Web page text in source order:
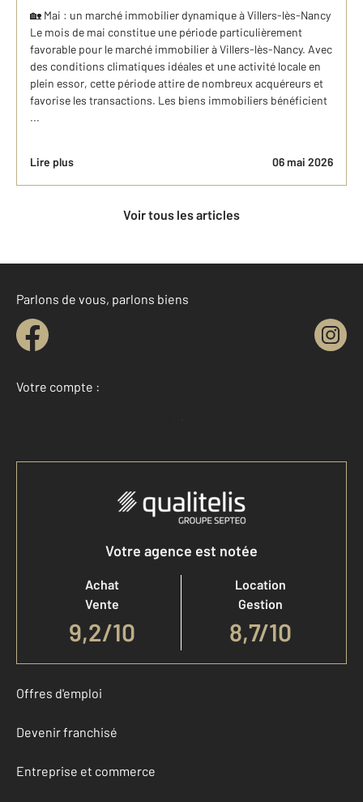
🏡 Mai : un marché immobilier dynamique à Villers-lès-Nancy
Le mois de mai constitue une période particulièrement
favorable pour le marché immobilier à Villers-lès-Nancy. Avec
des conditions climatiques idéales et une activité locale en
plein essor, cette période attire de nombreux acquéreurs et
favorise les transactions. Les biens immobiliers bénéficient
...
Lire plus 06 mai 2026
Voir tous les articles
Parlons de vous, parlons biens
Votre compte :
Accéder à mon compte
Votre agence est notée
Achat
Vente
9,2/10
Location
Gestion
8,7/10
Offres d'emploi
Devenir franchisé
Entreprise et commerce